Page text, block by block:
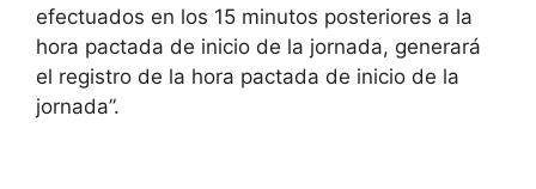
efectuados en los 15 minutos posteriores a la
hora pactada de inicio de la jornada, generará
el registro de la hora pactada de inicio de la
jornada”.